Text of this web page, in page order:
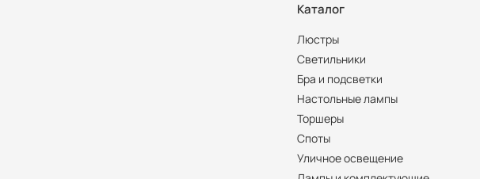
Каталог
Люстры
Светильники
Бра и подсветки
Настольные лампы
Торшеры
Споты
Уличное освещение